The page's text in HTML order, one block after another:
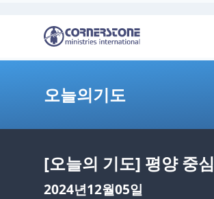
오늘의기도
[오늘의 기도] 평양 중
2024년12월05일